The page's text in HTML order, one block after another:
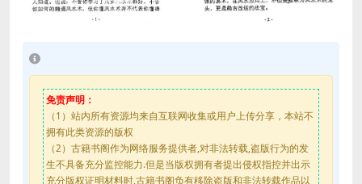
免责声明：
（1）站内所有资源均来自互联网收集或用户上传分享，本站不
拥有此类资源的版权
（2）古籍书阁作为网络服务提供者,对非法转载,盗版行为的发
生不具备充分监控能力.但是当版权拥有者提出侵权指控并出示
充分版权证明材料时,古籍书阁负有移除盗版和非法转载作品以